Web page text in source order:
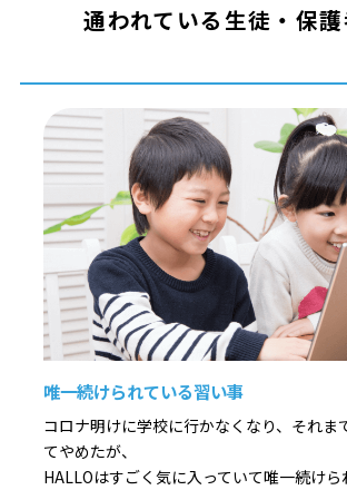
通われている生徒・保
唯一続けられている習い事
コロナ明けに学校に行かなくなり、それま
てやめたが、
HALLOはすごく気に入っていて唯一続け